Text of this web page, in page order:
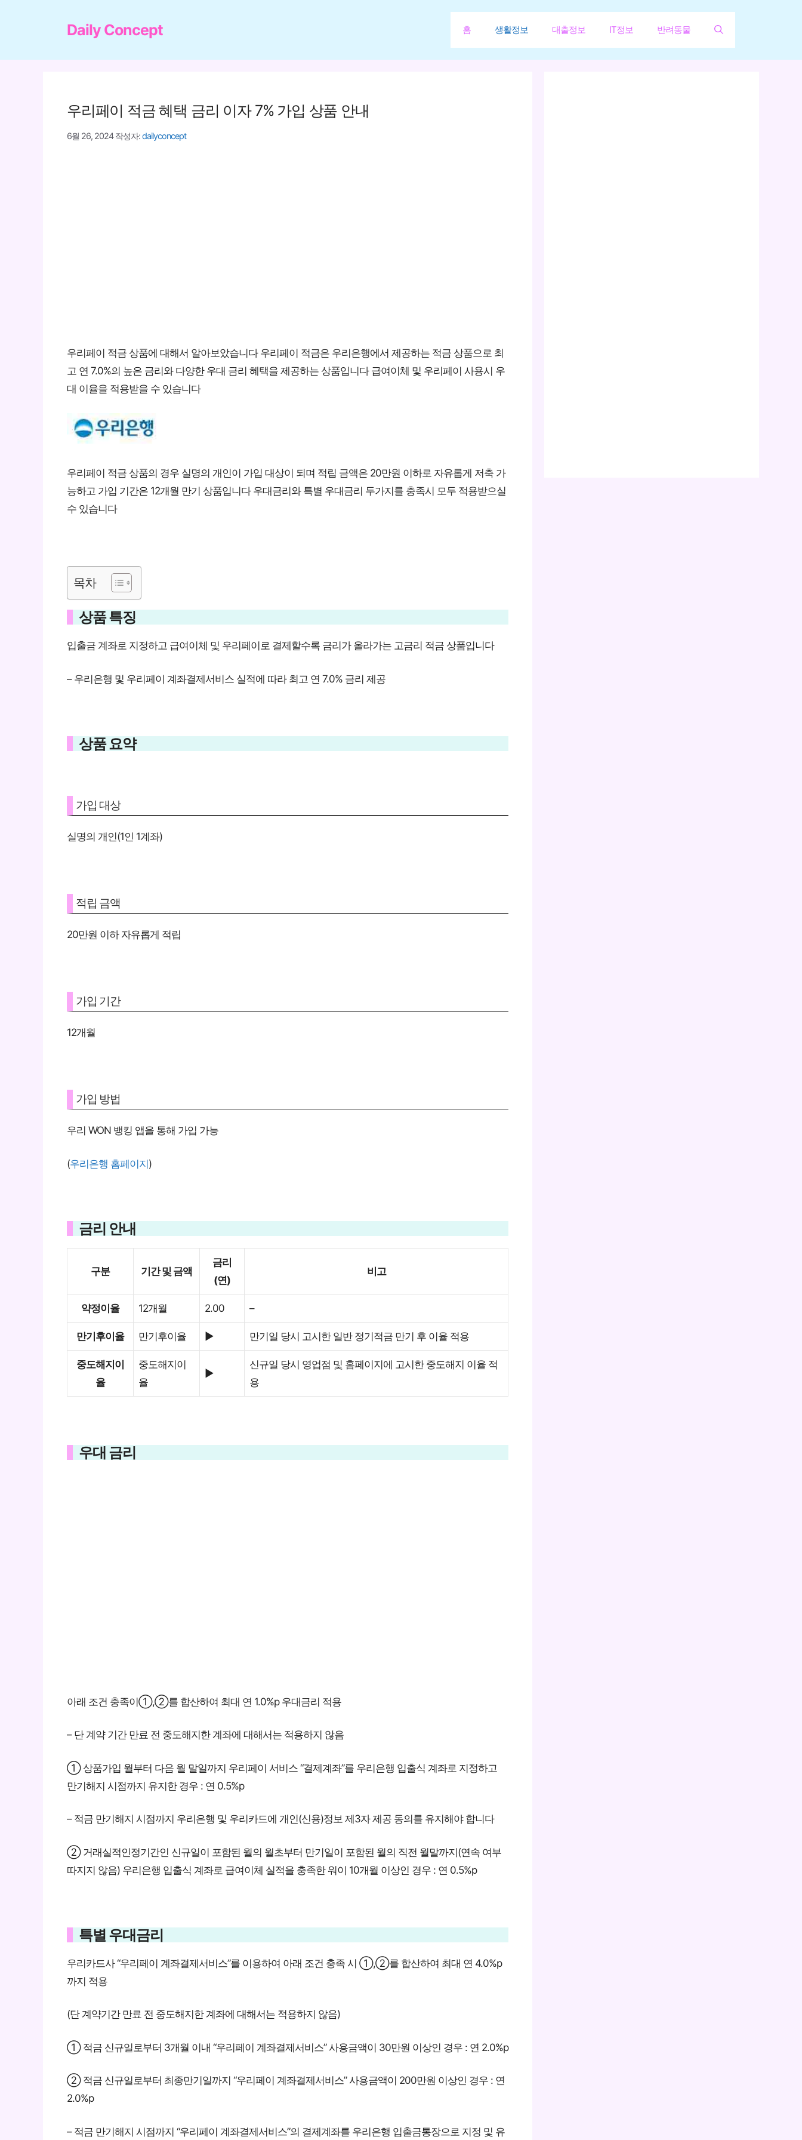
로
Daily Concept 홈 생활정보 대출정보 IT정보 반려동물
우리페이 적금 혜택 금리 이자 7% 가입 상품 안내
6월 26, 2024 작성자:dailyconcept
우리페이 적금 상품에 대해서 알아보았습니다 우리페이 적금은 우리은행에서 제공하는 적금 상품으로 최
고 연 7.0%의 높은 금리와 다양한 우대 금리 혜택을 제공하는 상품입니다 급여이체 및 우리페이 사용시 우
대 이율을 적용받을 수 있습니다
우리페이 적금 상품의 경우 실명의 개인이 가입 대상이 되며 적립 금액은 20만원 이하로 자유롭게 저축 가
능하고 가입 기간은 12개월 만기 상품입니다 우대금리와 특별 우대금리 두가지를 충족시 모두 적용받으실
수 있습니다
목차
상품 특징
입출금 계좌로 지정하고 급여이체 및 우리페이로 결제할수록 금리가 올라가는 고금리 적금 상품입니다
– 우리은행 및 우리페이 계좌결제서비스 실적에 따라 최고 연 7.0% 금리 제공
상품 요약
가입 대상
실명의 개인(1인 1계좌)
적립 금액
20만원 이하 자유롭게 적립
가입 기간
12개월
가입 방법
우리 WON 뱅킹 앱을 통해 가입 가능
(우리은행 홈페이지)
금리 안내
구분 기간 및 금액
금리
(연)
비고
약정이율 12개월 2.00 –
만기후이율 만기후이율 ▶ 만기일 당시 고시한 일반 정기적금 만기 후 이율 적용
중도해지이
율
중도해지이
율
▶
신규일 당시 영업점 및 홈페이지에 고시한 중도해지 이율 적
용
우대 금리
아래 조건 충족이①,②를 합산하여 최대 연 1.0%p 우대금리 적용
– 단 계약 기간 만료 전 중도해지한 계좌에 대해서는 적용하지 않음
① 상품가입 월부터 다음 월 말일까지 우리페이 서비스 “결제계좌”를 우리은행 입출식 계좌로 지정하고
만기해지 시점까지 유지한 경우 : 연 0.5%p
– 적금 만기해지 시점까지 우리은행 및 우리카드에 개인(신용)정보 제3자 제공 동의를 유지해야 합니다
② 거래실적인정기간인 신규일이 포함된 월의 월초부터 만기일이 포함된 월의 직전 월말까지(연속 여부
따지지 않음) 우리은행 입출식 계좌로 급여이체 실적을 충족한 워이 10개월 이상인 경우 : 연 0.5%p
특별 우대금리
우리카드사 “우리페이 계좌결제서비스”를 이용하여 아래 조건 충족 시 ①,②를 합산하여 최대 연 4.0%p
까지 적용
(단 계약기간 만료 전 중도해지한 계좌에 대해서는 적용하지 않음)
① 적금 신규일로부터 3개월 이내 “우리페이 계좌결제서비스” 사용금액이 30만원 이상인 경우 : 연 2.0%p
② 적금 신규일로부터 최종만기일까지 “우리페이 계좌결제서비스” 사용금액이 200만원 이상인 경우 : 연
2.0%p
– 적금 만기해지 시점까지 “우리페이 계좌결제서비스”의 결제계좌를 우리은행 입출금통장으로 지정 및 유